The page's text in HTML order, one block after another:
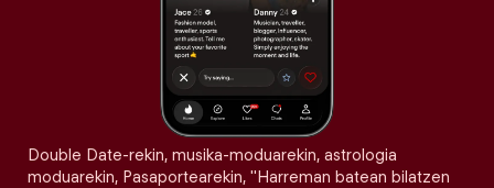
Double Date-rekin, musika-moduarekin, astrologia
moduarekin, Pasaportearekin, "Harreman batean bilatzen